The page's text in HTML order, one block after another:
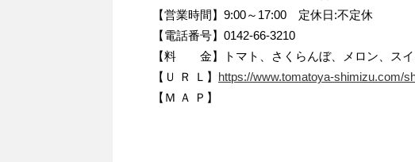
【営業時間】9:00～17:00 定休日:不定休
【電話番号】0142-66-3210
【料 金】トマト、さくらんぼ、メロン、ス
【Ｕ Ｒ Ｌ】 https://www.tomatoya-shimizu.com/
【Ｍ Ａ Ｐ】